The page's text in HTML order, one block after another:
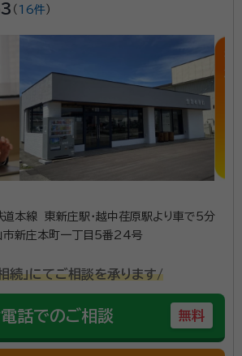
（ 16件）
道本線 東新庄駅・越中荏原駅より車で5分
市新庄本町一丁目5番24号
続」にてご相談を承ります/
話でのご相談 無料